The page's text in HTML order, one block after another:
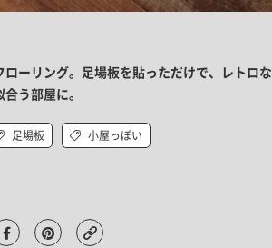
ーリング。足場板を貼っただけで、レトロな
う部屋に。
足場板 小屋っぽい